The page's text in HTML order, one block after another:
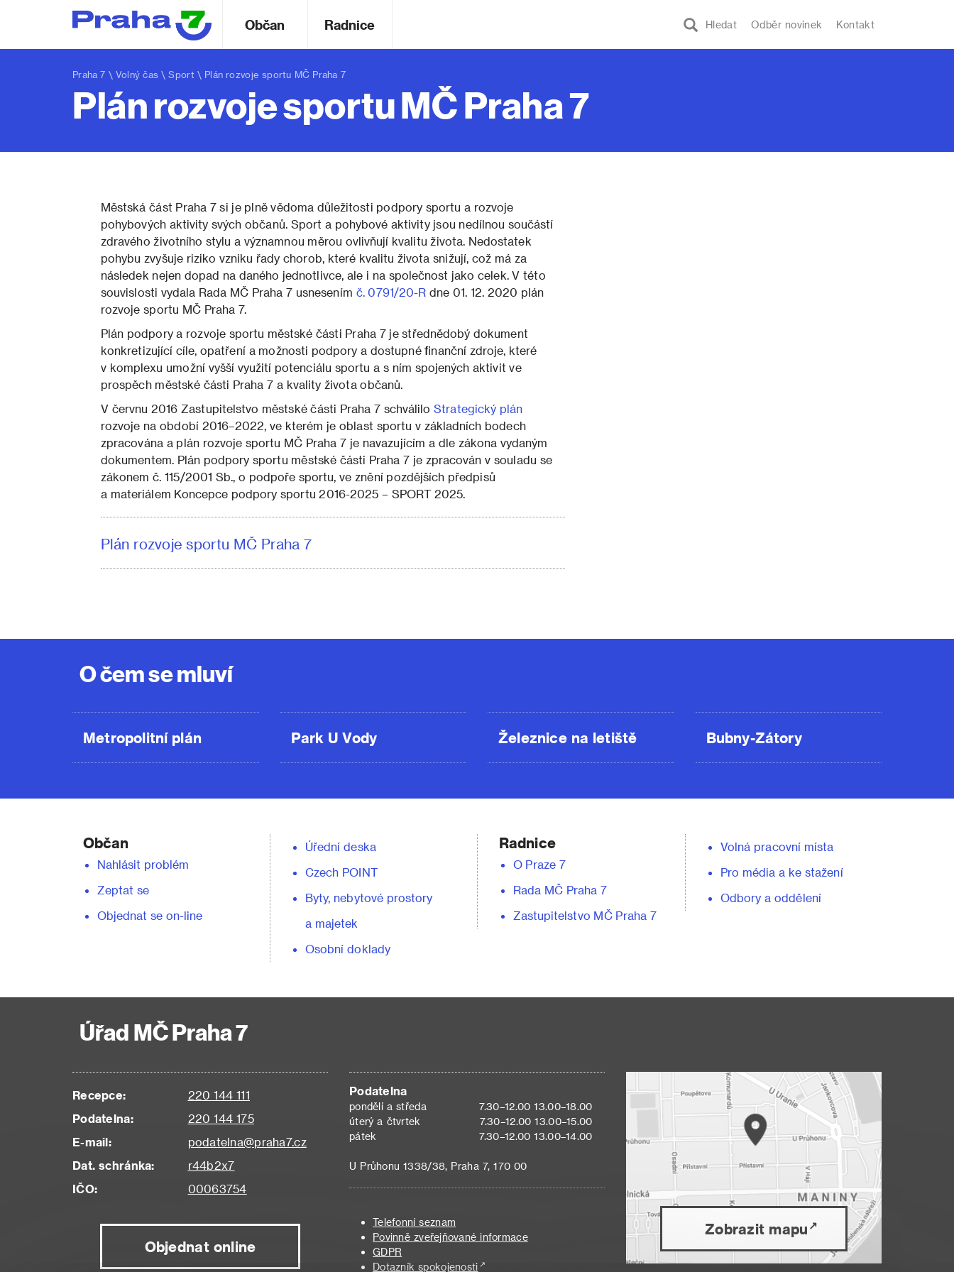
Hledat Odběr novinek Kontakt
Občan Radnice
Praha 7 \ Volný čas \Sport \ Plán rozvoje sportu MČ Praha 7
Plán rozvoje sportu MČ Praha 7
Městská část Praha 7 si je plně vědoma důležitosti podpory sportu a rozvoje
pohybových aktivity svých občanů. Sport a pohybové aktivity jsou nedílnou součástí
zdravého životního stylu a významnou měrou ovlivňují kvalitu života. Nedostatek
pohybu zvyšuje riziko vzniku řady chorob, které kvalitu života snižují, což má za
následek nejen dopad na daného jednotlivce, ale i na společnost jako celek. V této
souvislosti vydala Rada MČ Praha 7 usnesením č. 0791/20-R dne 01. 12. 2020 plán
rozvoje sportu MČ Praha 7.
Plán podpory a rozvoje sportu městské části Praha 7 je střednědobý dokument
konkretizující cíle, opatření a možnosti podpory a dostupné finanční zdroje, které
v komplexu umožní vyšší využití potenciálu sportu a s ním spojených aktivit ve
prospěch městské části Praha 7 a kvality života občanů.
V červnu 2016 Zastupitelstvo městské části Praha 7 schváliloStrategický plán
rozvoje na období 2016–2022, ve kterém je oblast sportu v základních bodech
zpracována a plán rozvoje sportu MČ Praha 7 je navazujícím a dle zákona vydaným
dokumentem. Plán podpory sportu městské části Praha 7 je zpracován v souladu se
zákonem č. 115/2001 Sb., o podpoře sportu, ve znění pozdějších předpisů
a materiálem Koncepce podpory sportu 2016-2025 – SPORT 2025.
Plán rozvoje sportu MČ Praha 7
O čem se mluví
Metropolitní plán Park U Vody Železnice na letiště Bubny-Zátory
Občan
Nahlásit problém
Zeptat se
Objednat se on-line
Úřední deska
Czech POINT
Byty, nebytové prostory
a majetek
Osobní doklady
Radnice
O Praze 7
Rada MČ Praha 7
Zastupitelstvo MČ Praha 7
Volná pracovní místa
Pro média a ke stažení
Odbory a oddělení
Úřad MČ Praha 7
Recepce:
220 144 111
Podatelna:
220 144 175
E-mail:
podatelna@praha7.cz
Dat. schránka:
r44b2x7
IČO:
00063754
Objednat online
Podatelna
pondělí a středa
7.30–12.00 13.00–18.00
úterý a čtvrtek
7.30–12.00 13.00–15.00
pátek
7.30–12.00 13.00–14.00
U Průhonu 1338/38, Praha 7, 170 00
Telefonní seznam
Povinně zveřejňované informace
GDPR
Dotazník spokojenosti
Zobrazit mapu